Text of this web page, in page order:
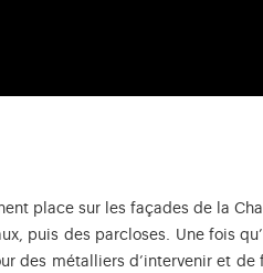
place sur les façades de la
puis des parcloses. Une fois
des métalliers d’intervenir et de